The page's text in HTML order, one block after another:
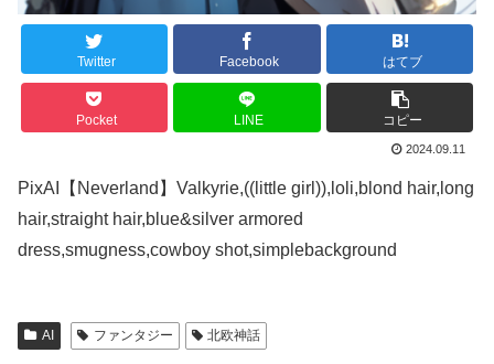
Twitter Facebook はてブ
Pocket LINE コピー
2024.09.11
PixAI【Neverland】Valkyrie,((little girl)),loli,blond hair,long
hair,straight hair,blue&silver armored
dress,smugness,cowboy shot,simplebackground
AI ファンタジー 北欧神話